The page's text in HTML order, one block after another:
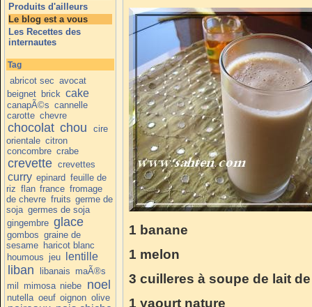
Produits d'ailleurs
Le blog est a vous
Les Recettes des
internautes
Tag
abricot sec avocat
beignet brick cake
canapÃ©s cannelle
carotte chevre
chocolat chou
cire
orientale citron
concombre crabe
crevette crevettes
curry epinard feuille de
riz flan france fromage
de chevre fruits germe de
soja germes de soja
gingembre glace
gombos graine de
sesame haricot blanc
houmous jeu lentille
liban libanais maÃ®s
mil mimosa niebe noel
nutella oeuf oignon olive
1 banane
1 melon
3 cuilleres à soupe de lait
1 yaourt nature